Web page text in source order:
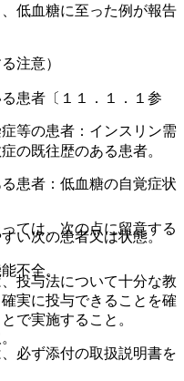
低血糖に至った例が報告
注意）
等の患者：インスリン需
患者：低血糖の自覚症状
い次の患者又は状態。
不全。
患者〔１１．１．１参
の既往歴のある患者。
ては、次の点に留意する
投与法について十分な教
実に投与できることを確
で実施すること。
必ず添付の取扱説明書を